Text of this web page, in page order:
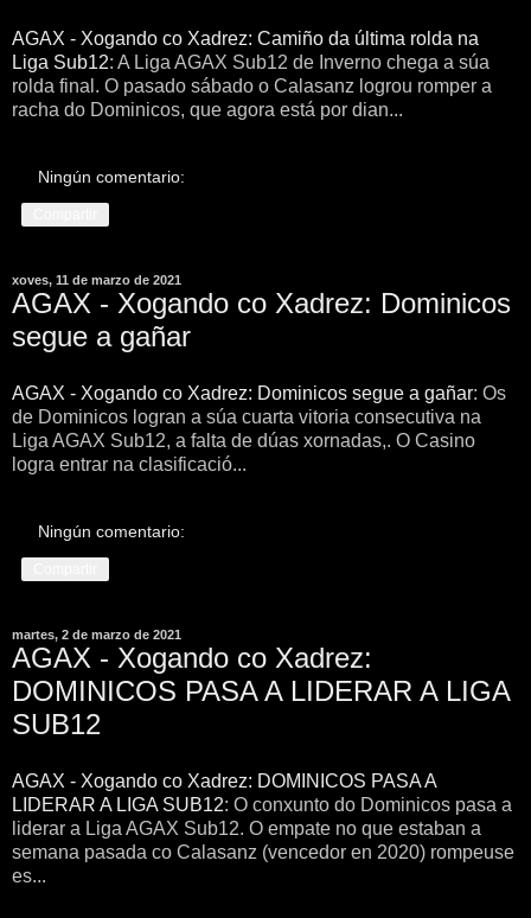
AGAX - Xogando co Xadrez: Camiño da última rolda na
Liga Sub12: A Liga AGAX Sub12 de Inverno chega a súa
rolda final. O pasado sábado o Calasanz logrou romper a
racha do Dominicos, que agora está por dian...
Ningún comentario:
xoves, 11 de marzo de 2021
AGAX - Xogando co Xadrez: Dominicos
segue a gañar
AGAX - Xogando co Xadrez: Dominicos segue a gañar: Os
de Dominicos logran a súa cuarta vitoria consecutiva na
Liga AGAX Sub12, a falta de dúas xornadas,. O Casino
logra entrar na clasificació...
Ningún comentario:
martes, 2 de marzo de 2021
AGAX - Xogando co Xadrez:
DOMINICOS PASA A LIDERAR A LIGA
SUB12
AGAX - Xogando co Xadrez: DOMINICOS PASA A
LIDERAR A LIGA SUB12: O conxunto do Dominicos pasa a
liderar a Liga AGAX Sub12. O empate no que estaban a
semana pasada co Calasanz (vencedor en 2020) rompeuse
es...